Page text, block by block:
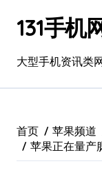
131手机
大型手机资讯类
首页 苹果频道
苹果正在量产